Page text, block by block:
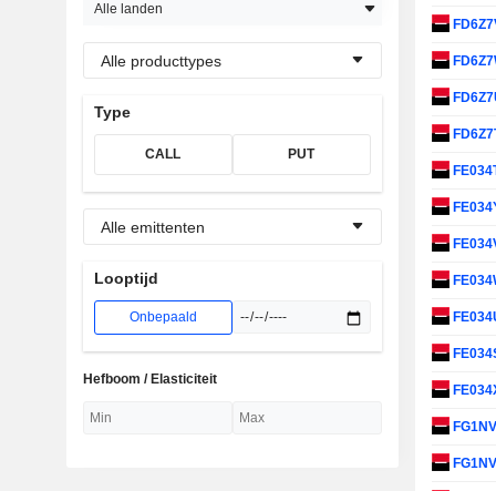
Alle landen
Alle producttypes
Type
CALL PUT
Alle emittenten
Looptijd
Onbepaald
Hefboom / Elasticiteit